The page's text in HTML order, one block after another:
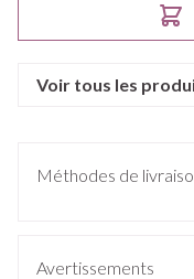
Voir tous les
Méthodes de
Avertissements